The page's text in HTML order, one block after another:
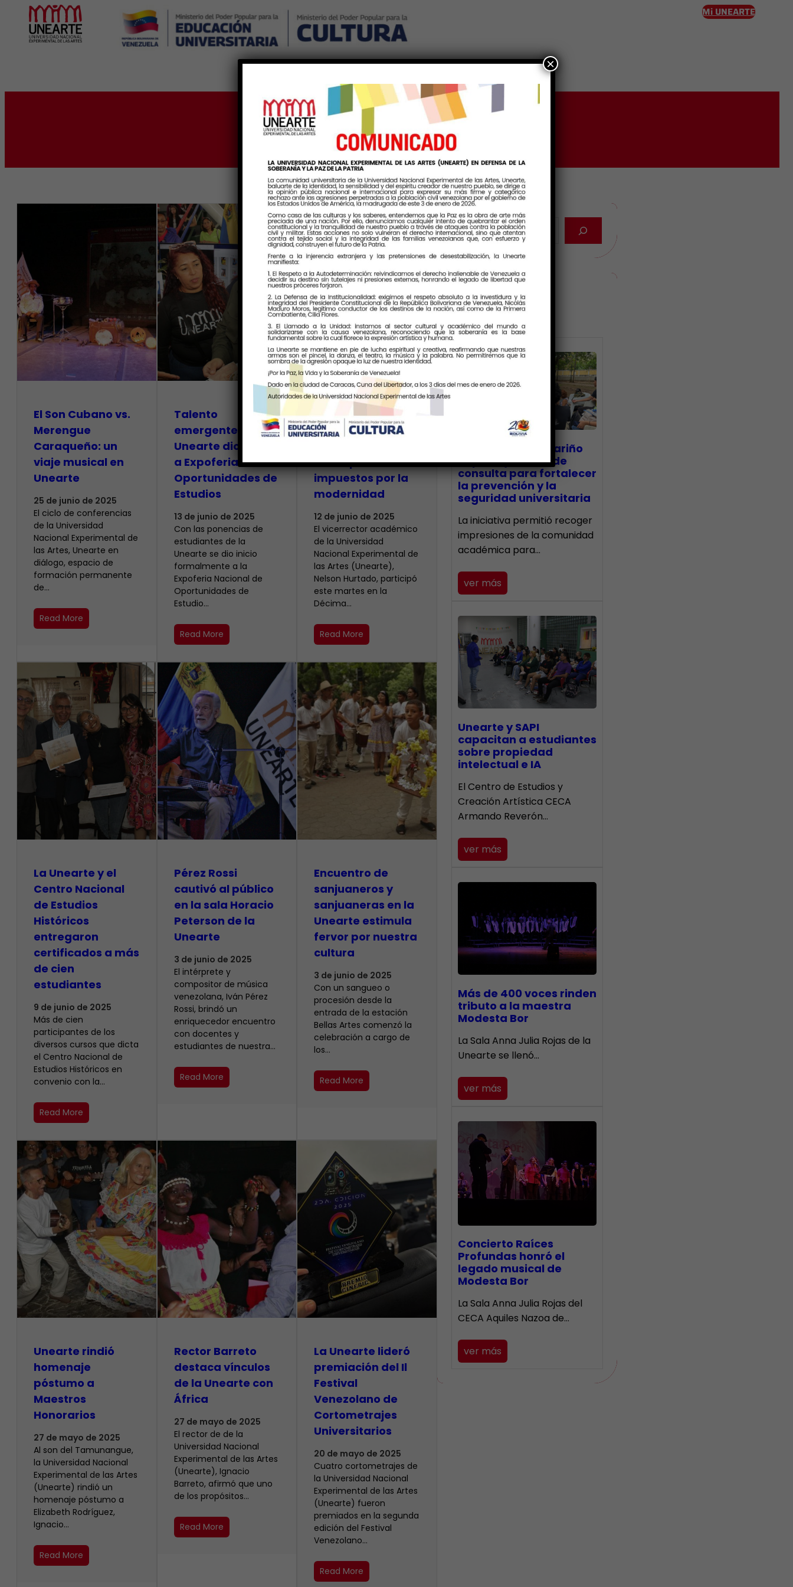
Mi UNEARTE
Ingreso
Etiqueta:CulturaEHistoria
El Son Cubano vs.
Merengue
Caraqueño: un
viaje musical en
Unearte
25 de junio de 2025
El ciclo de conferencias
de la Universidad
Nacional Experimental de
las Artes, Unearte en
diálogo, espacio de
formación permanente
de…
Read More
Talento
emergente de la
Unearte dio inicio
a Expoferia de
Oportunidades de
Estudios
13 de junio de 2025
Con las ponencias de
estudiantes de la
Unearte se dio inicio
formalmente a la
Expoferia Nacional de
Oportunidades de
Estudio…
Read More
Unearte plantea
concepción de la
de los parámetros
impuestos por la
modernidad
12 de junio de 2025
El vicerrector académico
de la Universidad
Nacional Experimental de
las Artes (Unearte),
Nelson Hurtado, participó
este martes en la
Décima…
Read More
La Unearte y el
Centro Nacional
de Estudios
Históricos
entregaron
certificados a más
de cien
estudiantes
9 de junio de 2025
Más de cien
participantes de los
diversos cursos que dicta
el Centro Nacional de
Estudios Históricos en
convenio con la…
Read More
Pérez Rossi
cautivó al público
en la sala Horacio
Peterson de la
Unearte
3 de junio de 2025
El intérprete y
compositor de música
venezolana, Iván Pérez
Rossi, brindó un
enriquecedor encuentro
con docentes y
estudiantes de nuestra…
Read More
Encuentro de
sanjuaneros y
sanjuaneras en la
Unearte estimula
fervor por nuestra
cultura
3 de junio de 2025
Con un sangueo o
procesión desde la
entrada de la estación
Bellas Artes comenzó la
celebración a cargo de
los…
Read More
Unearte rindió
homenaje
póstumo a
Maestros
Honorarios
27 de mayo de 2025
Al son del Tamunangue,
la Universidad Nacional
Experimental de las Artes
(Unearte) rindió un
homenaje póstumo a
Elizabeth Rodríguez,
Ignacio…
Read More
Rector Barreto
destaca vínculos
de la Unearte con
África
27 de mayo de 2025
El rector de de la
Universidad Nacional
Experimental de las Artes
(Unearte), Ignacio
Barreto, afirmó que uno
de los propósitos…
Read More
La Unearte lideró
premiación del Il
Festival
Venezolano de
Cortometrajes
Universitarios
20 de mayo de 2025
Cuatro cortometrajes de
la Universidad Nacional
Experimental de las Artes
(Unearte) fueron
premiados en la segunda
edición del Festival
Venezolano…
Read More
Últimas Noticias
CECA Santiago Mariño
impulsó jornada de
consulta para fortalecer
la prevención y la
seguridad universitaria
La iniciativa permitió recoger
impresiones de la comunidad
académica para…
ver más
Unearte y SAPI
capacitan a estudiantes
sobre propiedad
intelectual e IA
El Centro de Estudios y
Creación Artística CECA
Armando Reverón…
ver más
Más de 400 voces rinden
tributo a la maestra
Modesta Bor
​La Sala Anna Julia Rojas de la
Unearte se llenó…
ver más
​Concierto Raíces
Profundas honró el
legado musical de
Modesta Bor
La Sala Anna Julia Rojas del
CECA Aquiles Nazoa de…
ver más
×